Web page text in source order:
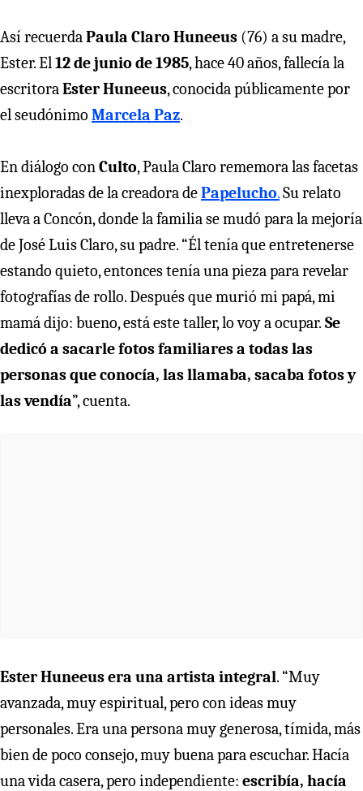
Así recuerdaPaula Claro Huneeus (76) a su madre,
Ester. El12 de junio de 1985, hace 40 años, fallecía la
escritoraEster Huneeus, conocida públicamente por
el seudónimo Marcela Paz.
En diálogo conCulto, Paula Claro rememora las facetas
inexploradas de la creadora dePapelucho.Su relato
lleva a Concón, donde la familia se mudó para la mejoría
de José Luis Claro, su padre. “Él tenía que entretenerse
estando quieto, entonces tenía una pieza para revelar
fotografías de rollo. Después que murió mi papá, mi
mamá dijo: bueno, está este taller, lo voy a ocupar. Se
dedicó a sacarle fotos familiares a todas las
personas que conocía, las llamaba, sacaba fotos y
las vendía”, cuenta.
Ester Huneeus era una artista integral. “Muy
avanzada, muy espiritual, pero con ideas muy
personales. Era una persona muy generosa, tímida, más
bien de poco consejo, muy buena para escuchar. Hacía
una vida casera, pero independiente: escribía, hacía